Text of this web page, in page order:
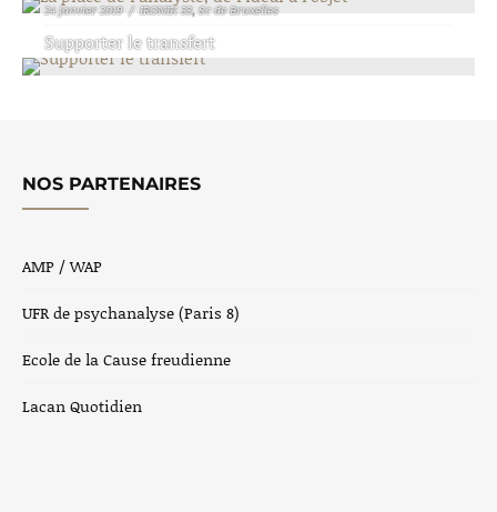
24 janvier 2019 IRONIK 33 Sc de Bruxelles
Supporter le transfert
NOS PARTENAIRES
AMP / WAP
UFR de psychanalyse (Paris 8)
Ecole de la Cause freudienne
Lacan Quotidien